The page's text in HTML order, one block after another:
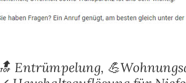
🔝 Entrümpelung,